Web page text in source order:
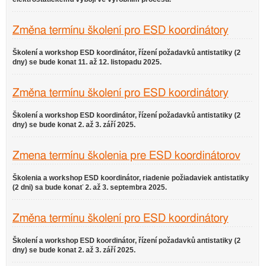
Změna termínu školení pro ESD koordinátory
Školení a workshop ESD koordinátor, řízení požadavků antistatiky (2
dny) se bude konat 11. až 12. listopadu 2025.
Změna termínu školení pro ESD koordinátory
Školení a workshop ESD koordinátor, řízení požadavků antistatiky (2
dny) se bude konat 2. až 3. září 2025.
Zmena termínu školenia pre ESD koordinátorov
Školenia a workshop ESD koordinátor, riadenie požiadaviek antistatiky
(2 dni) sa bude konať 2. až 3. septembra 2025.
Změna termínu školení pro ESD koordinátory
Školení a workshop ESD koordinátor, řízení požadavků antistatiky (2
dny) se bude konat 2. až 3. září 2025.